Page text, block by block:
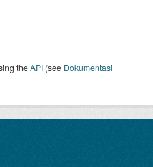
theAPI (see Dokumentasi